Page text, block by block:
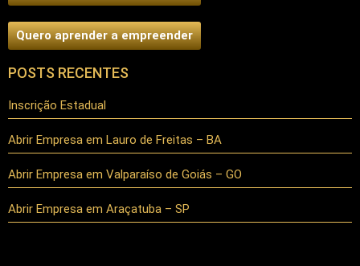
Quero aprender a empreender
POSTS RECENTES
Inscrição Estadual
Abrir Empresa em Lauro de Freitas – BA
Abrir Empresa em Valparaíso de Goiás – GO
Abrir Empresa em Araçatuba – SP